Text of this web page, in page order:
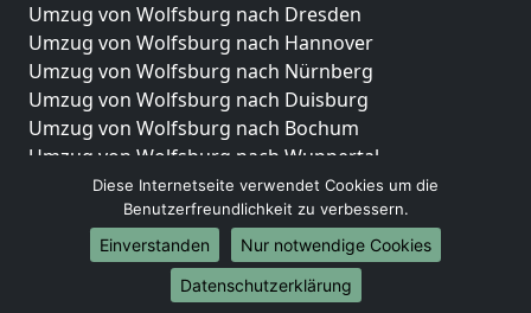
Umzug von Wolfsburg nach Dresden
Umzug von Wolfsburg nach Hannover
Umzug von Wolfsburg nach Nürnberg
Umzug von Wolfsburg nach Duisburg
Umzug von Wolfsburg nach Bochum
Umzug von Wolfsburg nach Wuppertal
Umzug von Wolfsburg nach Bielefeld
Umzug von Wolfsburg nach Bonn
Umzug von Wolfsburg nach Münster
Internationale-Umzüge
Diese Internetseite verwendet Cookies um die
Benutzerfreundlichkeit zu verbessern.
Einverstanden
Nur notwendige Cookies
Datenschutzerklärung